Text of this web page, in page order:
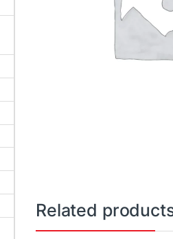
Related